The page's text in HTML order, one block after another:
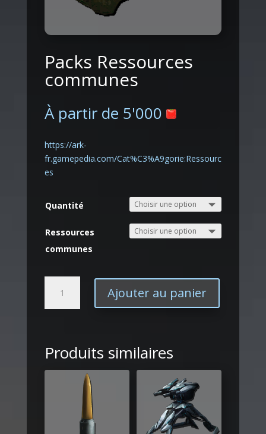
Packs Ressources
communes
À partir de 5'000
https://ark-
fr.gamepedia.com/Cat%C3%A9gorie:Ressourc
es
Quantité
Ressources
communes
Packs
Ajouter au panier
Produits similaires